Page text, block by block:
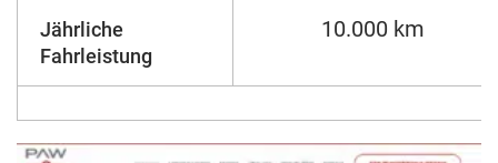
Jährliche
Fahrleistung
10.000 km